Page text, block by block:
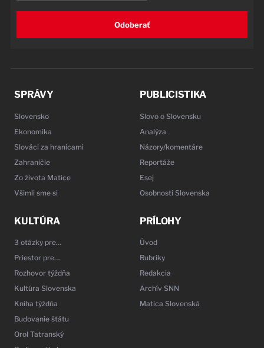
Odoberať
SPRÁVY
Slovensko
Ekonomika
Slováci za hranicami
Zahraničie
Zo života Matice
Všimli sme si
PUBLICISTIKA
Slovo o Slovensku
Analýza
Názory/komentáre
Reportáže
Esej
Osobnosti Slovenska
KULTÚRA
3 otázky pre…
Priestor pre…
Rozhovor týždňa
Kultúra Slovenska
Kniha týždňa
Budovanie štátu
Orol Tatranský
PRÍLOHY
Úvod
Rubriky
Redakcia
Archív SNN
Matica Slovenská